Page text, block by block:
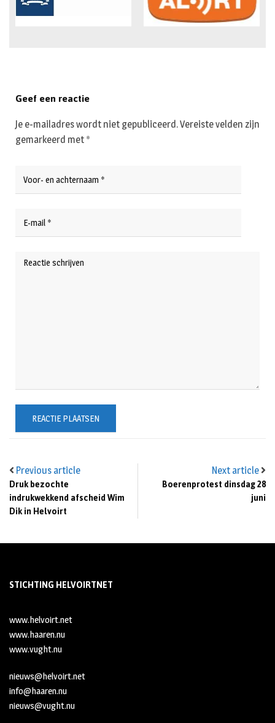
Previous article
Druk bezochte
indrukwekkend afscheid Wim
Dik in Helvoirt
Next article
Boerenprotest dinsdag 28
juni
Geef een reactie
Je e-mailadres wordt niet gepubliceerd.Vereiste velden zijn
gemarkeerd met *
STICHTING HELVOIRTNET
www.helvoirt.net
www.haaren.nu
www.vught.nu
nieuws@helvoirt.net
info@haaren.nu
nieuws@vught.nu